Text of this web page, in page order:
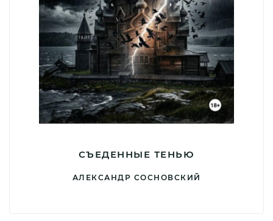
СЪЕДЕННЫЕ ТЕНЬЮ
АЛЕКСАНДР СОСНОВСКИЙ